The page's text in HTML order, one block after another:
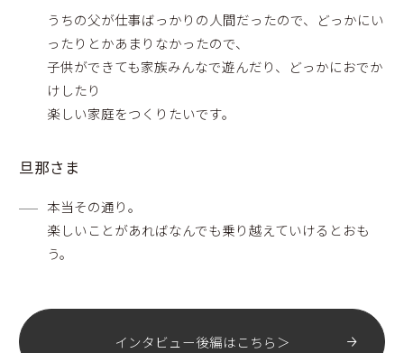
うちの父が仕事ばっかりの人間だったので、どっかにい
ったりとかあまりなかったので、
子供ができても家族みんなで遊んだり、どっかにおでか
けしたり
楽しい家庭をつくりたいです。
旦那さま
本当その通り。
楽しいことがあればなんでも乗り越えていけるとおも
う。
インタビュー後編はこちら＞